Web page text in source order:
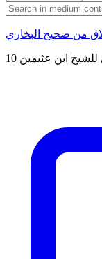
من صحيح البخاري
ابن عثيمين 10